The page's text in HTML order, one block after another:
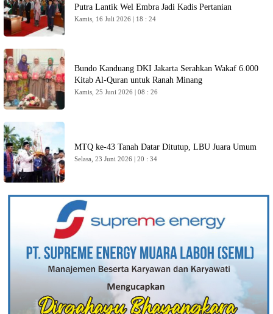
Putra Lantik Wel Embra Jadi Kadis Pertanian
Kamis, 16 Juli 2026 | 18 : 24
Bundo Kanduang DKI Jakarta Serahkan Wakaf 6.000
Kitab Al-Quran untuk Ranah Minang
Kamis, 25 Juni 2026 | 08 : 26
MTQ ke-43 Tanah Datar Ditutup, LBU Juara Umum
Selasa, 23 Juni 2026 | 20 : 34